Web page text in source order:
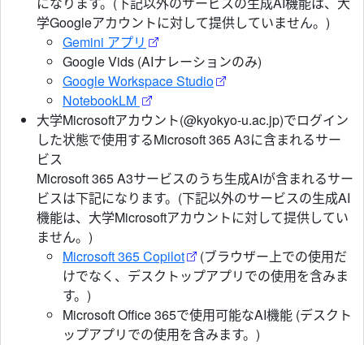
学Googleアカウントに対して提供していません。)
Gemini アプリ
Google Vids (AIナレーションのみ)
Google Workspace Studio
NotebookLM
大学Microsoftアカウント(@kyokyo-u.ac.jp)でログイン
した状態で使用するMicrosoft 365 A3に含まれるサー
ビス
Microsoft 365 A3サービスのうち生成AIが含まれるサー
ビスは下記になります。(下記以外のサービスの生成AI
機能は、大学Microsoftアカウントに対して提供してい
ません。)
Microsoft 365 Copilot
(ブラウザー上での使用だ
けでなく、デスクトップアプリでの使用を含みま
す。)
Microsoft Office 365で使用可能なAI機能 (デスクト
ップアプリでの使用を含みます。)